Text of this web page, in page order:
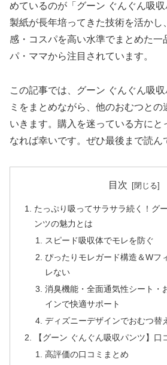
めているのが「グーン ぐんぐん吸
製紙が長年培ってきた技術を活かし
感・コスパを高い水準でまとめた一
パ・ママから注目されています。
この記事では、グーン ぐんぐん吸
ミをまとめながら、他のおむつとの
いきます。購入を迷っている方にと
なれば幸いです。ぜひ最後まで読ん
目次
たっぷり吸ってサラサラ続く！グ
ンツの魅力とは
スピード吸収体でモレを防ぐ
ぴったりモレガード構造＆Wフ
レない
消臭機能・全面通気性シート・
インで快適サポート
ディズニーデザインでおむつ替
【グーン ぐんぐん吸収パンツ】口
高評価の口コミまとめ